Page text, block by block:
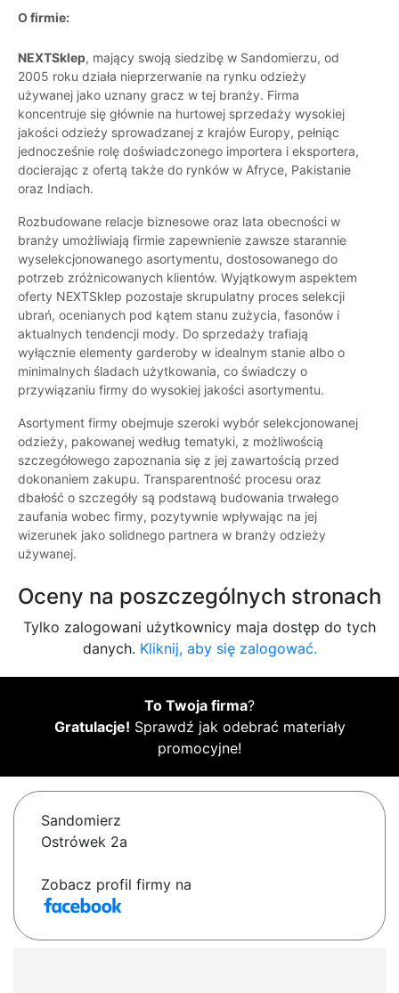
O firmie:
NEXTSklep, mający swoją siedzibę w Sandomierzu, od
2005 roku działa nieprzerwanie na rynku odzieży
używanej jako uznany gracz w tej branży. Firma
koncentruje się głównie na hurtowej sprzedaży wysokiej
jakości odzieży sprowadzanej z krajów Europy, pełniąc
jednocześnie rolę doświadczonego importera i eksportera,
docierając z ofertą także do rynków w Afryce, Pakistanie
oraz Indiach.
Rozbudowane relacje biznesowe oraz lata obecności w
branży umożliwiają firmie zapewnienie zawsze starannie
wyselekcjonowanego asortymentu, dostosowanego do
potrzeb zróżnicowanych klientów. Wyjątkowym aspektem
oferty NEXTSklep pozostaje skrupulatny proces selekcji
ubrań, ocenianych pod kątem stanu zużycia, fasonów i
aktualnych tendencji mody. Do sprzedaży trafiają
wyłącznie elementy garderoby w idealnym stanie albo o
minimalnych śladach użytkowania, co świadczy o
przywiązaniu firmy do wysokiej jakości asortymentu.
Asortyment firmy obejmuje szeroki wybór selekcjonowanej
odzieży, pakowanej według tematyki, z możliwością
szczegółowego zapoznania się z jej zawartością przed
dokonaniem zakupu. Transparentność procesu oraz
dbałość o szczegóły są podstawą budowania trwałego
zaufania wobec firmy, pozytywnie wpływając na jej
wizerunek jako solidnego partnera w branży odzieży
używanej.
Oceny na poszczególnych stronach
Tylko zalogowani użytkownicy maja dostęp do tych
danych. Kliknij, aby się zalogować.
To Twoja firma?
Gratulacje! Sprawdź jak odebrać materiały
promocyjne!
Sandomierz
Ostrówek 2a
Zobacz profil firmy na